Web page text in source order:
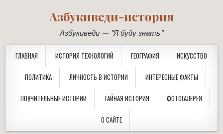
Азбукиведи-история
Азбукиведи — "Я буду знать"
ГЛАВНАЯ ИСТОРИЯ ТЕХНОЛОГИЙ ГЕОГРАФИЯ ИСКУССТВО
ПОЛИТИКА ЛИЧНОСТЬ В ИСТОРИИ ИНТЕРЕСНЫЕ ФАКТЫ
ПОУЧИТЕЛЬНЫЕ ИСТОРИИ ТАЙНАЯ ИСТОРИЯ ФОТОГАЛЕРЕЯ
О САЙТЕ